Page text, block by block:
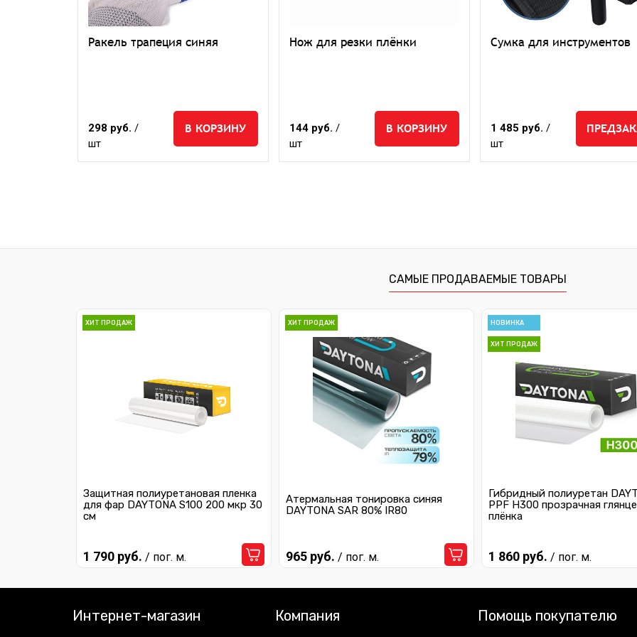
Ракель трапеция синяя
298 руб. /
шт
В КОРЗИНУ
Нож для резки плёнки
144 руб. /
шт
В КОРЗИНУ
Сумка для инструментов
1 485 руб. /
шт
САМЫЕ ПРОДАВАЕМЫЕ ТОВАРЫ
ХИТ ПРОДАЖ
Защитная полиуретановая пленка
для фар DAYTONA S100 200 мкр 30
см
1 790 руб. / пог. м.
ХИТ ПРОДАЖ
Атермальная тонировка синяя
DAYTONA SAR 80% IR80
965 руб. / пог. м.
НОВИНКА
ХИТ ПРОДАЖ
Гибридный полиуретан
PPF H300 прозрачная
плёнка
1 860 руб. / пог. м.
Интернет-магазин Компания Помощь покупателю